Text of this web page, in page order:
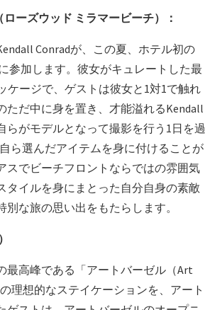
ーズウッド ミラマービーチ）：
Conradが、この夏、ホテル初の
参加します。彼女がキュレートした最
ケージで、ゲストは彼女と1対1で触れ
だ中に身を置き、才能溢れるKendall
がモデルとなって撮影を行う1日を過
ら選んだアイテムを身に付けることが
スでビーチフロントならではの雰囲気
タイルを身にまとった自分自身の素敵
な旅の思い出をもたらします。
最高峰である「アートバーゼル（Art
理想的なステイケーションを、アート